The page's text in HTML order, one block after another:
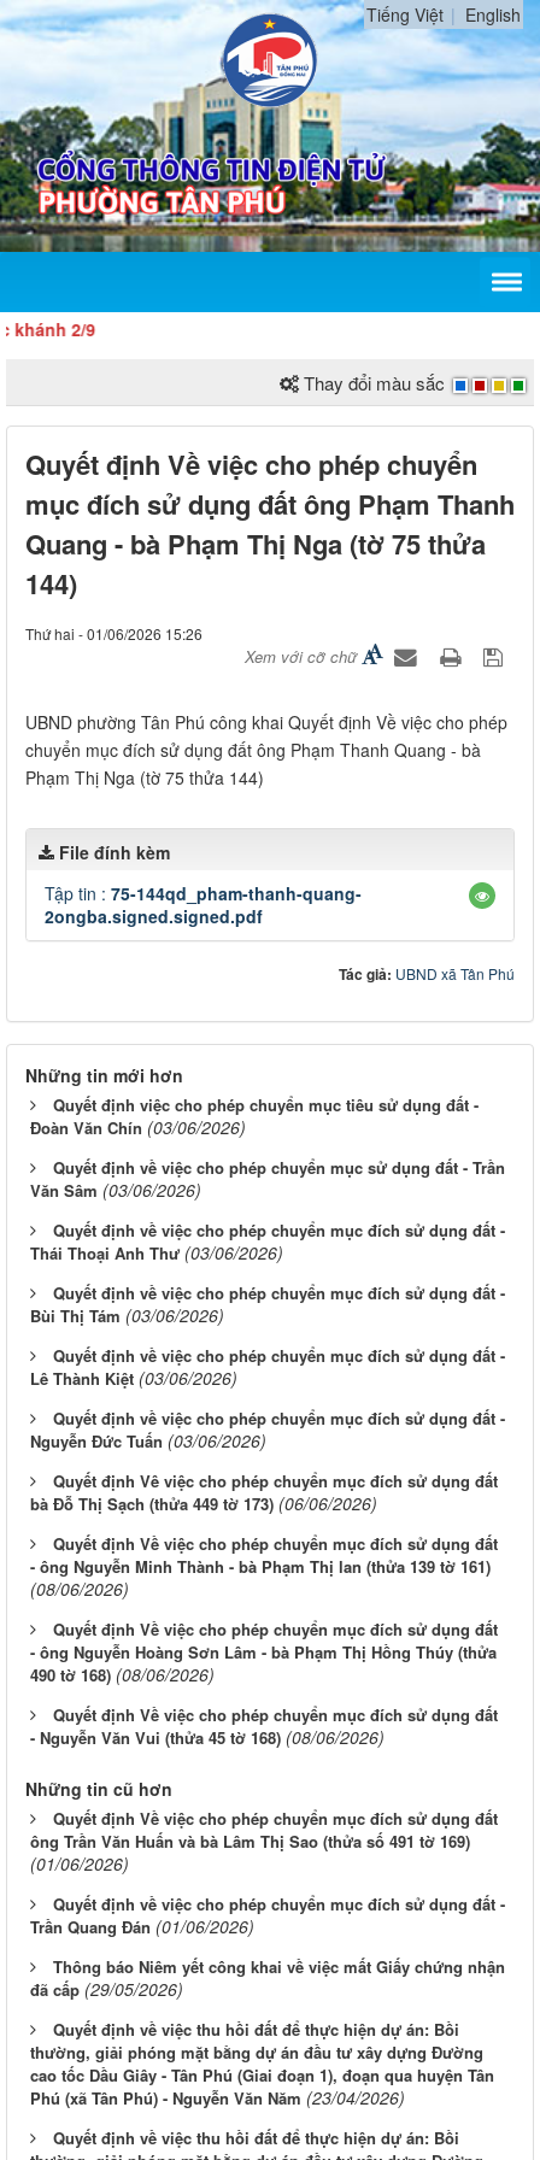
Tiếng Việt English
2/9
Thay đổi màu sắc
Quyết định Về việc cho phép chuyển
mục đích sử dụng đất ông Phạm Thanh
Quang - bà Phạm Thị Nga (tờ 75 thửa
144)
Thứ hai - 01/06/2026 15:26
Xem với cỡ chữ
UBND phường Tân Phú công khai Quyết định Về việc cho phép
chuyển mục đích sử dụng đất ông Phạm Thanh Quang - bà
Phạm Thị Nga (tờ 75 thửa 144)
File đính kèm
Tập tin : 75-144qd_pham-thanh-quang-
2ongba.signed.signed.pdf
Tác giả: UBND xã Tân Phú
Những tin mới hơn
Quyết định việc cho phép chuyển mục tiêu sử dụng đất -
Đoàn Văn Chín (03/06/2026)
Quyết định về việc cho phép chuyển mục sử dụng đất - Trần
Văn Sâm (03/06/2026)
Quyết định về việc cho phép chuyển mục đích sử dụng đất -
Thái Thoại Anh Thư (03/06/2026)
Quyết định về việc cho phép chuyển mục đích sử dụng đất -
Bùi Thị Tám (03/06/2026)
Quyết định về việc cho phép chuyển mục đích sử dụng đất -
Lê Thành Kiệt (03/06/2026)
Quyết định về việc cho phép chuyển mục đích sử dụng đất -
Nguyễn Đức Tuấn (03/06/2026)
Quyết định Vê việc cho phép chuyển mục đích sử dụng đất
bà Đỗ Thị Sạch (thửa 449 tờ 173) (06/06/2026)
Quyết định Về việc cho phép chuyển mục đích sử dụng đất
- ông Nguyễn Minh Thành - bà Phạm Thị lan (thửa 139 tờ 161)
(08/06/2026)
Quyết định Về việc cho phép chuyển mục đích sử dụng đất
- ông Nguyễn Hoàng Sơn Lâm - bà Phạm Thị Hồng Thúy (thửa
490 tờ 168) (08/06/2026)
Quyết định Về việc cho phép chuyển mục đích sử dụng đất
- Nguyễn Văn Vui (thửa 45 tờ 168) (08/06/2026)
Những tin cũ hơn
Quyết định Về việc cho phép chuyển mục đích sử dụng đất
ông Trần Văn Huấn và bà Lâm Thị Sao (thửa số 491 tờ 169)
(01/06/2026)
Quyết định về việc cho phép chuyển mục đích sử dụng đất -
Trần Quang Đán (01/06/2026)
Thông báo Niêm yết công khai về việc mất Giấy chứng nhận
đã cấp (29/05/2026)
Quyết định về việc thu hồi đất để thực hiện dự án: Bồi
thường, giải phóng mặt bằng dự án đầu tư xây dựng Đường
cao tốc Dầu Giây - Tân Phú (Giai đoạn 1), đoạn qua huyện Tân
Phú (xã Tân Phú) - Nguyễn Văn Năm (23/04/2026)
Quyết định về việc thu hồi đất để thực hiện dự án: Bồi